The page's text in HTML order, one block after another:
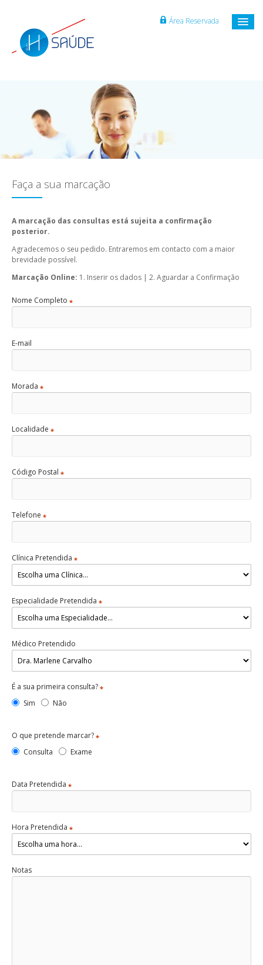
Área Reservada
Faça a sua marcação
A marcação das consultas está sujeita a confirmação
posterior.
Agradecemos o seu pedido. Entraremos em contacto com a maior
brevidade possível.
Marcação Online: 1. Inserir os dados | 2. Aguardar a Confirmação
Nome Completo *
E-mail
Morada *
Localidade *
Código Postal *
Telefone *
Clínica Pretendida *
Especialidade Pretendida *
Médico Pretendido
É a sua primeira consulta? *
Sim Não
O que pretende marcar? *
Consulta Exame
Data Pretendida *
Hora Pretendida *
Notas